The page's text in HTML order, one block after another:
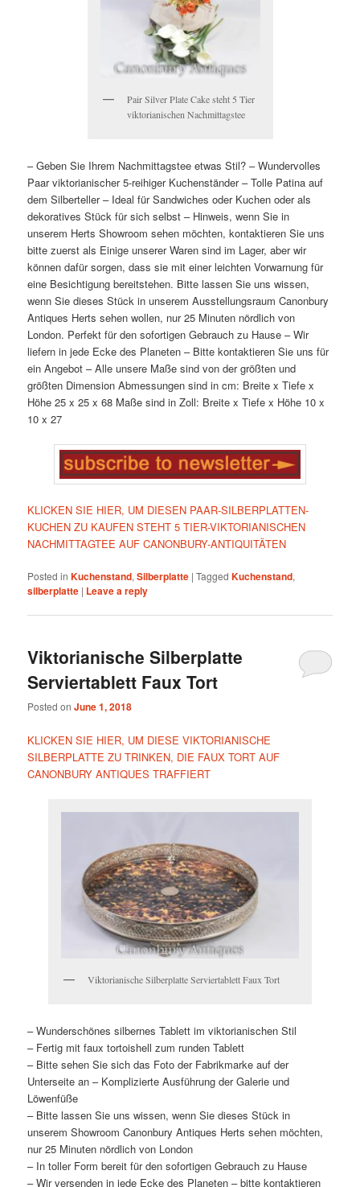
Pair Silver Plate Cake steht 5 Tier
viktorianischen Nachmittagstee
– Geben Sie Ihrem Nachmittagstee etwas Stil? – Wundervolles
Paar viktorianischer 5-reihiger Kuchenständer – Tolle Patina auf
dem Silberteller – Ideal für Sandwiches oder Kuchen oder als
dekoratives Stück für sich selbst – Hinweis, wenn Sie in
unserem Herts Showroom sehen möchten, kontaktieren Sie uns
bitte zuerst als Einige unserer Waren sind im Lager, aber wir
können dafür sorgen, dass sie mit einer leichten Vorwarnung für
eine Besichtigung bereitstehen. Bitte lassen Sie uns wissen,
wenn Sie dieses Stück in unserem Ausstellungsraum Canonbury
Antiques Herts sehen wollen, nur 25 Minuten nördlich von
London. Perfekt für den sofortigen Gebrauch zu Hause – Wir
liefern in jede Ecke des Planeten – Bitte kontaktieren Sie uns für
ein Angebot – Alle unsere Maße sind von der größten und
größten Dimension Abmessungen sind in cm: Breite x Tiefe x
Höhe 25 x 25 x 68 Maße sind in Zoll: Breite x Tiefe x Höhe 10 x
10 x 27
KLICKEN SIE HIER, UM DIESEN PAAR-SILBERPLATTEN-
KUCHEN ZU KAUFEN STEHT 5 TIER-VIKTORIANISCHEN
NACHMITTAGTEE AUF CANONBURY-ANTIQUITÄTEN
Posted in Kuchenstand,Silberplatte |Tagged Kuchenstand,
silberplatte | Leave a reply
Viktorianische Silberplatte
Serviertablett Faux Tort
Posted onJune 1, 2018
KLICKEN SIE HIER, UM DIESE VIKTORIANISCHE
SILBERPLATTE ZU TRINKEN, DIE FAUX TORT AUF
CANONBURY ANTIQUES TRAFFIERT
Viktorianische Silberplatte Serviertablett Faux Tort
– Wunderschönes silbernes Tablett im viktorianischen Stil
– Fertig mit faux tortoishell zum runden Tablett
– Bitte sehen Sie sich das Foto der Fabrikmarke auf der
Unterseite an – Komplizierte Ausführung der Galerie und
Löwenfüße
– Bitte lassen Sie uns wissen, wenn Sie dieses Stück in
unserem Showroom Canonbury Antiques Herts sehen möchten,
nur 25 Minuten nördlich von London
– In toller Form bereit für den sofortigen Gebrauch zu Hause
– Wir versenden in jede Ecke des Planeten – bitte kontaktieren